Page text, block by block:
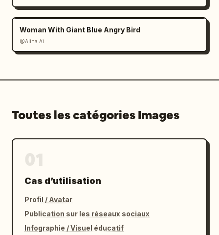
Woman With Giant Blue Angry Bird
@Alina Ai
Toutes les catégories Images
Cas d’utilisation
Profil / Avatar
Publication sur les réseaux sociaux
Infographie / Visuel éducatif